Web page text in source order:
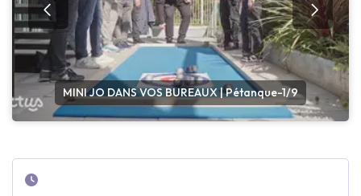
MINI JO DANS VOS BUREAUX | Pétanque-1/9